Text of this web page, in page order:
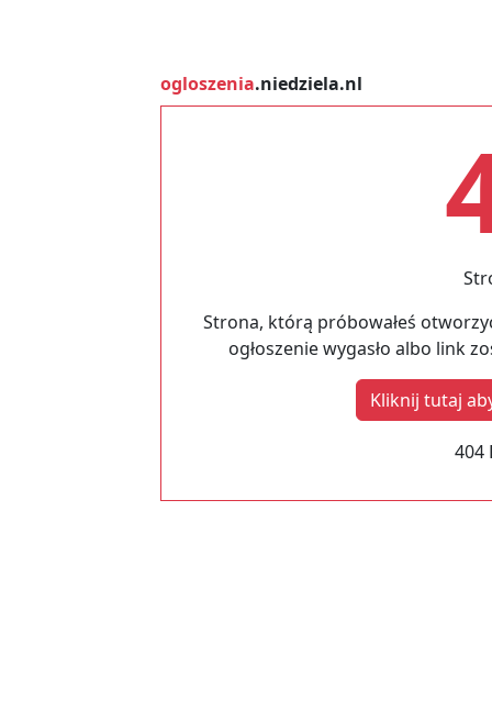
ogloszenia.niedziela.nl
Strona, którą próbowałeś
ogłoszenie wygasło albo link
Kliknij tutaj
404